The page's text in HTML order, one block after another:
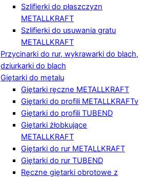
Szlifierki do płaszczyzn
METALLKRAFT
Szlifierki do usuwania gratu
METALLKRAFT
Przycinarki do rur, wykrawarki do blach,
dziurkarki do blach
Giętarki do metalu
Giętarki ręczne METALLKRAFT
Giętarki do profili METALLKRAFTv
Giętarki do profili TUBEND
Giętarki żłobkujące
METALLKRAFT
Giętarki do rur METALLKRAFT
Giętarki do rur TUBEND
Ręczne giętarki obrotowe z